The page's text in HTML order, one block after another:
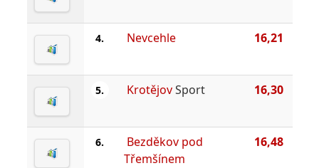
4. Nevcehle 16,21
5. KrotějovSport 16,30
6.
Bezděkov pod
Třemšínem
16,48